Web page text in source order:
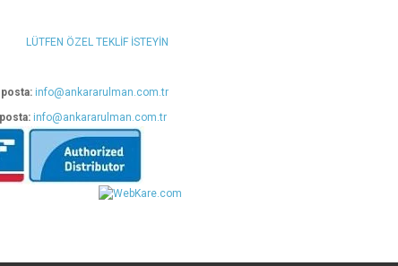
LÜTFEN ÖZEL TEKLİF İSTEYİN
posta: info@ankararulman.com.tr
info@ankararulman.com.tr